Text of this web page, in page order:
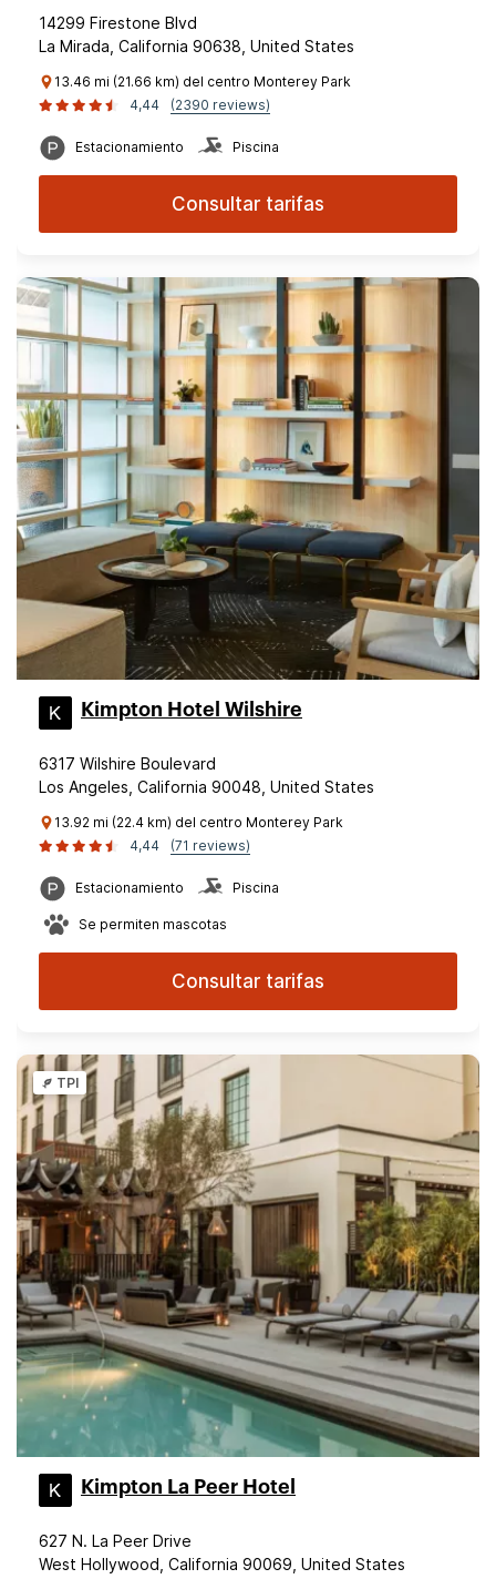
14299 Firestone Blvd
La Mirada, California 90638, United States
13.46 mi (21.66 km) del centro Monterey Park
4,44
(2390 reviews)
Estacionamiento Piscina
Consultar tarifas
Kimpton Hotel Wilshire
6317 Wilshire Boulevard
Los Angeles, California 90048, United States
13.92 mi (22.4 km) del centro Monterey Park
4,44
(71 reviews)
Estacionamiento Piscina
Se permiten mascotas
Consultar tarifas
TPI
Kimpton La Peer Hotel
627 N. La Peer Drive
West Hollywood, California 90069, United States